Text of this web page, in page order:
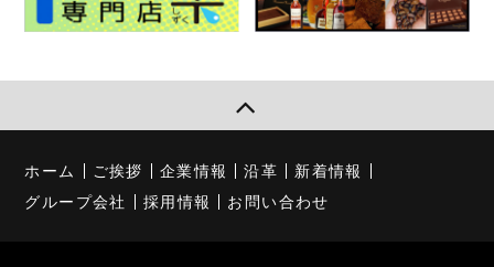
ホーム ご挨拶 企業情報 沿革
新着情報
グループ会社
採用情報 お問い合わせ